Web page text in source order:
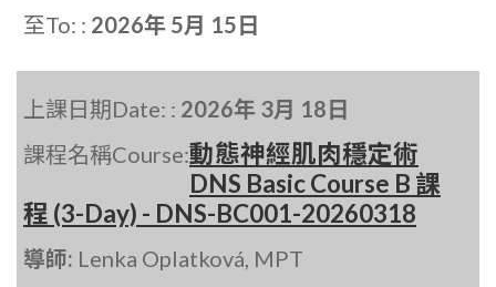
至To: : 2026年 5月 15日
上課日期Date: : 2026年 3月 18日
課程名稱Course:動態神經肌肉穩定術
DNS Basic Course B 課
程 (3-Day) - DNS-BC001-20260318
導師: Lenka Oplatková, MPT